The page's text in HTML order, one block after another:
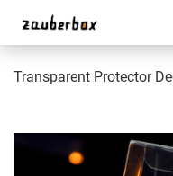
Transparent Protector